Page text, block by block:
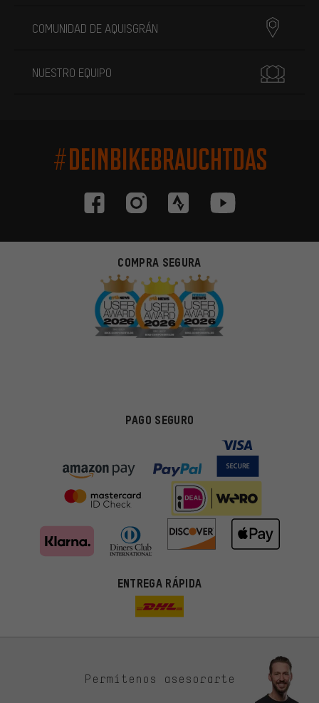
COMUNIDAD DE AQUISGRÁN
NUESTRO EQUIPO
#DEINBIKEBRAUCHTDAS
COMPRA SEGURA
PAGO SEGURO
ENTREGA RÁPIDA
Permítenos asesorarte